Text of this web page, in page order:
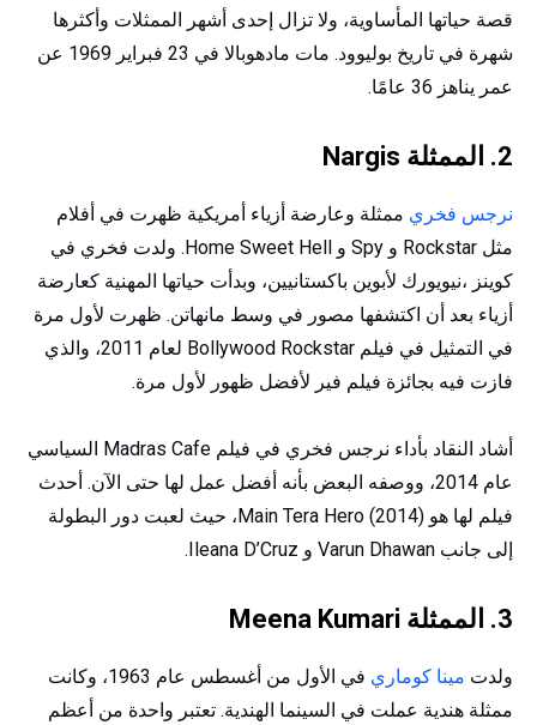
قصة حياتها المأساوية، ولا تزال إحدى أشهر الممثلات وأكثرها
شهرة في تاريخ بوليوود. مات مادهوبالا في 23 فبراير 1969 عن
عمر يناهز 36 عامًا.
2. الممثلة Nargis
نرجس فخري ممثلة وعارضة أزياء أمريكية ظهرت في أفلام
مثل Rockstar و Spy و Home Sweet Hell. ولدت فخري في
كوينز ،نيويورك لأبوين باكستانيين، وبدأت حياتها المهنية كعارضة
أزياء بعد أن اكتشفها مصور في وسط مانهاتن. ظهرت لأول مرة
في التمثيل في فيلم Bollywood Rockstar لعام 2011، والذي
فازت فيه بجائزة فيلم فير لأفضل ظهور لأول مرة.
أشاد النقاد بأداء نرجس فخري في فيلم Madras Cafe السياسي
عام 2014، ووصفه البعض بأنه أفضل عمل لها حتى الآن. أحدث
فيلم لها هو Main Tera Hero (2014)، حيث لعبت دور البطولة
إلى جانب Varun Dhawan و Ileana D’Cruz.
3. الممثلة Meena Kumari
ولدت مينا كوماري
في الأول من أغسطس عام 1963، وكانت
ممثلة هندية عملت في السينما الهندية. تعتبر واحدة من أعظم